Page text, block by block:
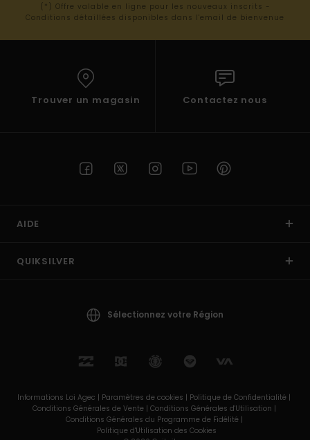
(*) Offre valable en ligne pour les nouveaux inscrits -
Conditions détaillées disponibles dans l'email de bienvenue
Trouver un magasin Contactez nous
AIDE
QUIKSILVER
Sélectionnez votre Région
Informations Loi Agec | Paramètres de cookies | Politique de Confidentialité |
Conditions Générales de Vente | Conditions Générales d'Utilisation |
Conditions Générales du Programme de Fidélité |
Politique d'Utilisation des Cookies